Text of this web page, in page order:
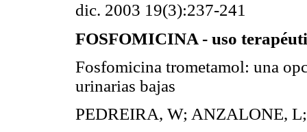
dic. 2003 19(3):237-241
FOSFOMICINA - uso
Fosfomicina trometamol: una
urinarias bajas
PEDREIRA, W; ANZALONE,